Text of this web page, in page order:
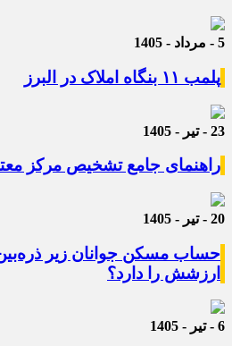
5 - مرداد - 1405
پلمب ۱۱ بنگاه املاک در البرز
23 - تیر - 1405
راهنمای جامع تشخیص مرکز
20 - تیر - 1405
ارزشش را دارد؟
6 - تیر - 1405